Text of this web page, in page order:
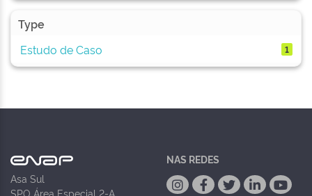
Type
Estudo de Caso
1
Asa Sul
SPO Área Especial 2-A
NAS REDES